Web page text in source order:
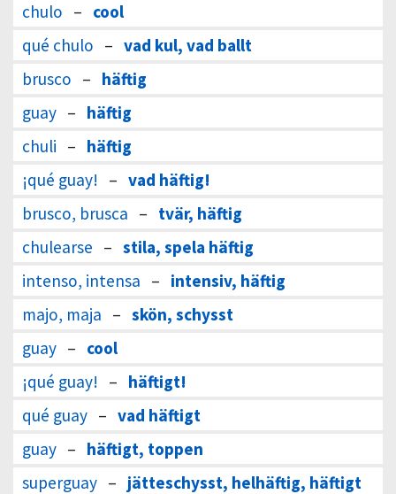
chulo – cool
qué chulo – vad kul, vad ballt
brusco – häftig
guay – häftig
chuli – häftig
¡qué guay! – vad häftig!
brusco, brusca – tvär, häftig
chulearse – stila, spela häftig
intenso, intensa – intensiv, häftig
majo, maja – skön, schysst
guay – cool
¡qué guay! – häftigt!
qué guay – vad häftigt
guay – häftigt, toppen
superguay – jätteschysst, helhäftig, häftigt